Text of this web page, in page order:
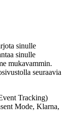
sinulle
sinulle
mukavammin.
seuraavia
Tracking)
Mode, Klarna,